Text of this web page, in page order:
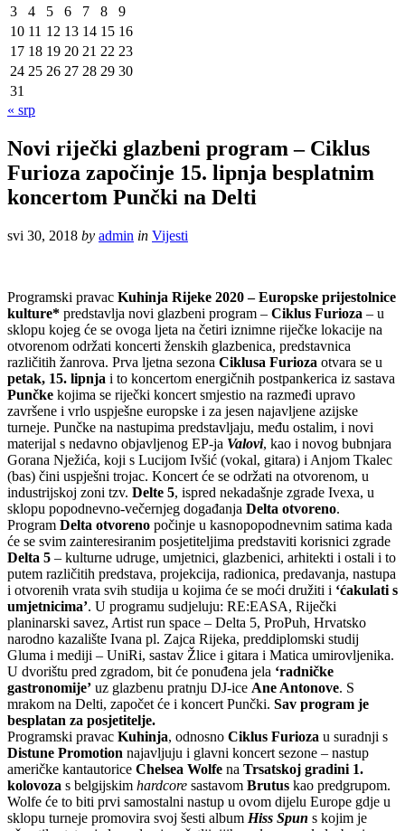
3
4 5 6 7 8
9
10 11 12 13 14 15 16
17 18 19 20 21 22 23
24 25 26 27 28 29 30
31
« srp
Novi riječki glazbeni program – Ciklus
Furioza započinje 15. lipnja besplatnim
koncertom Punčki na Delti
svi 30, 2018 by admin in Vijesti
Programski pravac Kuhinja Rijeke 2020 – Europske prijestolnice
kulture* predstavlja novi glazbeni program – Ciklus Furioza – u
sklopu kojeg će se ovoga ljeta na četiri iznimne riječke lokacije na
otvorenom održati koncerti ženskih glazbenica, predstavnica
različitih žanrova. Prva ljetna sezona Ciklusa Furioza otvara se u
petak, 15. lipnja i to koncertom energičnih postpankerica iz sastava
Punčke kojima se riječki koncert smjestio na razmeđi upravo
završene i vrlo uspješne europske i za jesen najavljene azijske
turneje. Punčke na nastupima predstavljaju, među ostalim, i novi
materijal s nedavno objavljenog EP-ja Valovi, kao i novog bubnjara
Gorana Nježića, koji s Lucijom Ivšić (vokal, gitara) i Anjom Tkalec
(bas) čini uspješni trojac. Koncert će se održati na otvorenom, u
industrijskoj zoni tzv. Delte 5, ispred nekadašnje zgrade Ivexa, u
sklopu popodnevno-večernjeg događanja Delta otvoreno.
Program Delta otvoreno počinje u kasnopopodnevnim satima kada
će se svim zainteresiranim posjetiteljima predstaviti korisnici zgrade
Delta 5 – kulturne udruge, umjetnici, glazbenici, arhitekti i ostali i to
putem različitih predstava, projekcija, radionica, predavanja, nastupa
i otvorenih vrata svih studija u kojima će se moći družiti i ‘ćakulati s
umjetnicima’. U programu sudjeluju: RE:EASA, Riječki
planinarski savez, Artist run space – Delta 5, ProPuh, Hrvatsko
narodno kazalište Ivana pl. Zajca Rijeka, preddiplomski studij
Gluma i mediji – UniRi, sastav Žlice i gitara i Matica umirovljenika.
U dvorištu pred zgradom, bit će ponuđena jela ‘radničke
gastronomije’ uz glazbenu pratnju DJ-ice Ane Antonove. S
mrakom na Delti, započet će i koncert Punčki. Sav program je
besplatan za posjetitelje.
Programski pravac Kuhinja, odnosno Ciklus Furioza u suradnji s
Distune Promotion najavljuju i glavni koncert sezone – nastup
američke kantautorice Chelsea Wolfe na Trsatskoj gradini 1.
kolovoza s belgijskim hardcore sastavom Brutus kao predgrupom.
Wolfe će to biti prvi samostalni nastup u ovom dijelu Europe gdje u
sklopu turneje promovira svoj šesti album Hiss Spun s kojim je